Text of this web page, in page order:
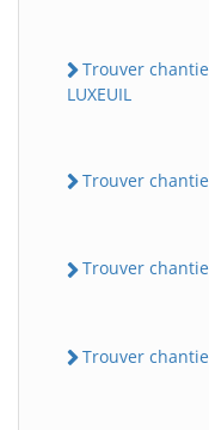
Trouver
LUXEUIL
Trouver
Trouver
Trouver